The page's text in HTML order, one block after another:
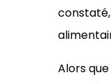
Alors